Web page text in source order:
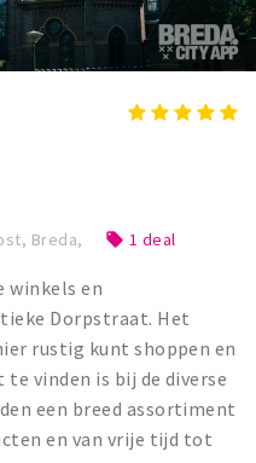
Breda, local_offer 1 deal
winkels en
Dorpstraat. Het
rustig kunt shoppen en
vinden is bij de diverse
een breed assortiment
en van vrije tijd tot